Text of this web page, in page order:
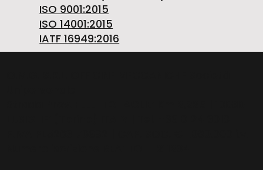
ISO 9001:2015
ISO 14001:2015
IATF 16949:2016